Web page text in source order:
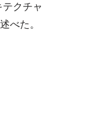
クチャ
べた。